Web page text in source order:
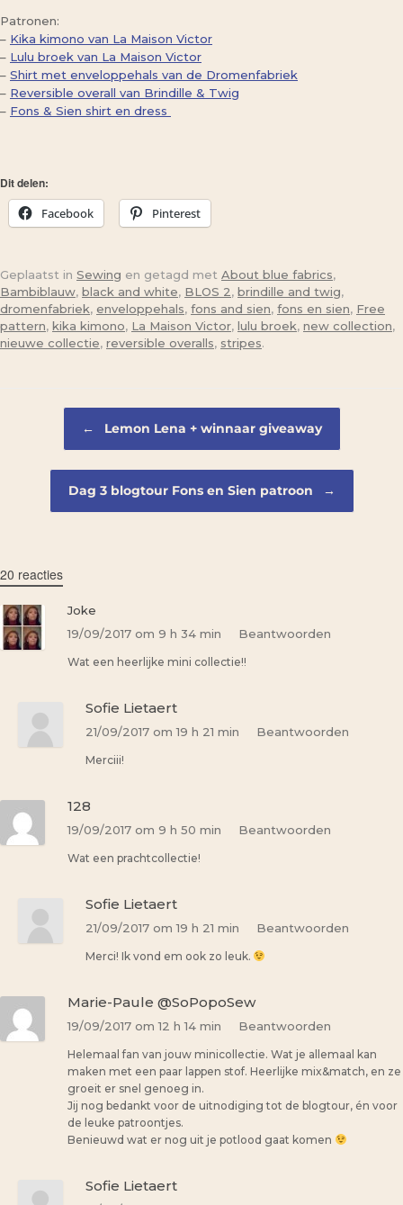
Patronen:
– Kika kimono van La Maison Victor
– Lulu broek van La Maison Victor
– Shirt met enveloppehals van de Dromenfabriek
– Reversible overall van Brindille & Twig
– Fons & Sien shirt en dress
Dit delen:
Facebook
Pinterest
Geplaatst in Sewing en getagd met About blue fabrics,
Bambiblauw, black and white, BLOS 2, brindille and twig,
dromenfabriek, enveloppehals, fons and sien, fons en sien, Free
pattern, kika kimono, La Maison Victor, lulu broek, new collection,
nieuwe collectie, reversible overalls, stripes.
Bericht navigatie
← Lemon Lena + winnaar giveaway
Dag 3 blogtour Fons en Sien patroon →
20 reacties
Joke
19/09/2017 om 9 h 34 min
Beantwoorden
Wat een heerlijke mini collectie!!
Sofie Lietaert
21/09/2017 om 19 h 21 min Beantwoorden
Merciii!
128
19/09/2017 om 9 h 50 min Beantwoorden
Wat een prachtcollectie!
Sofie Lietaert
21/09/2017 om 19 h 21 min Beantwoorden
Merci! Ik vond em ook zo leuk.
Marie-Paule @SoPopoSew
19/09/2017 om 12 h 14 min Beantwoorden
Helemaal fan van jouw minicollectie. Wat je allemaal kan
maken met een paar lappen stof. Heerlijke mix&match, en ze
groeit er snel genoeg in.
Jij nog bedankt voor de uitnodiging tot de blogtour, én voor
de leuke patroontjes.
Benieuwd wat er nog uit je potlood gaat komen
Sofie Lietaert